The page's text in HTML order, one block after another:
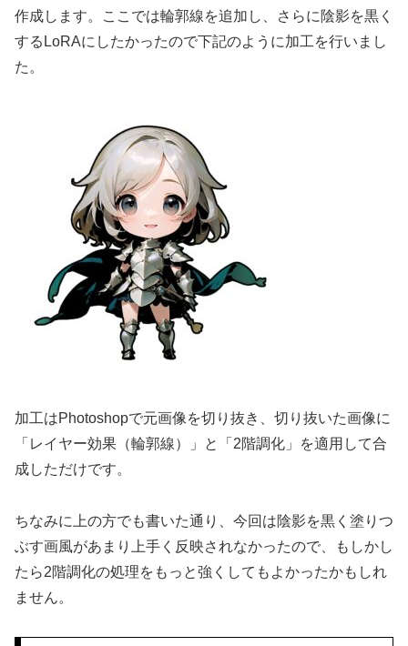
作成します。ここでは輪郭線を追加し、さらに陰影を黒く
するLoRAにしたかったので下記のように加工を行いまし
た。
加工はPhotoshopで元画像を切り抜き、切り抜いた画像に
「レイヤー効果（輪郭線）」と「2階調化」を適用して合
成しただけです。
ちなみに上の方でも書いた通り、今回は陰影を黒く塗りつ
ぶす画風があまり上手く反映されなかったので、もしかし
たら2階調化の処理をもっと強くしてもよかったかもしれ
ません。